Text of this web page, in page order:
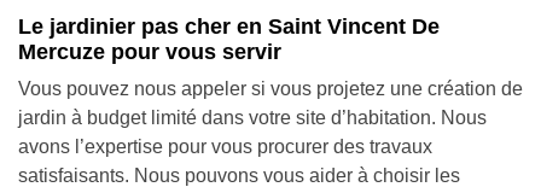
Le jardinier pas cher en Saint Vincent De
Mercuze pour vous servir
Vous pouvez nous appeler si vous projetez une création de
jardin à budget limité dans votre site d’habitation. Nous
avons l’expertise pour vous procurer des travaux
satisfaisants. Nous pouvons vous aider à choisir les